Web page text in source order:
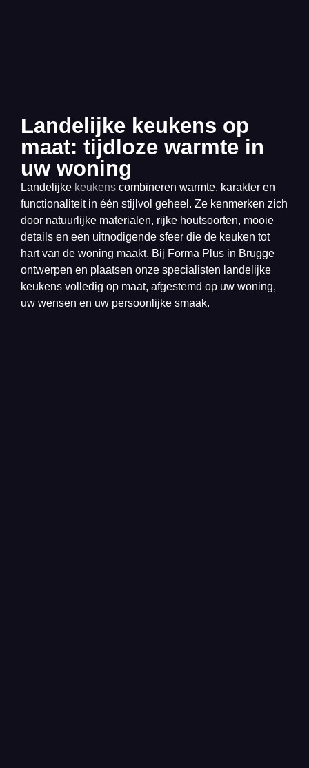
Landelijke keukens op
maat: tijdloze warmte in
uw woning
Landelijke keukens combineren warmte, karakter en
functionaliteit in één stijlvol geheel. Ze kenmerken zich
door natuurlijke materialen, rijke houtsoorten, mooie
details en een uitnodigende sfeer die de keuken tot
hart van de woning maakt. Bij Forma Plus in Brugge
ontwerpen en plaatsen onze specialisten landelijke
keukens volledig op maat, afgestemd op uw woning,
uw wensen en uw persoonlijke smaak.